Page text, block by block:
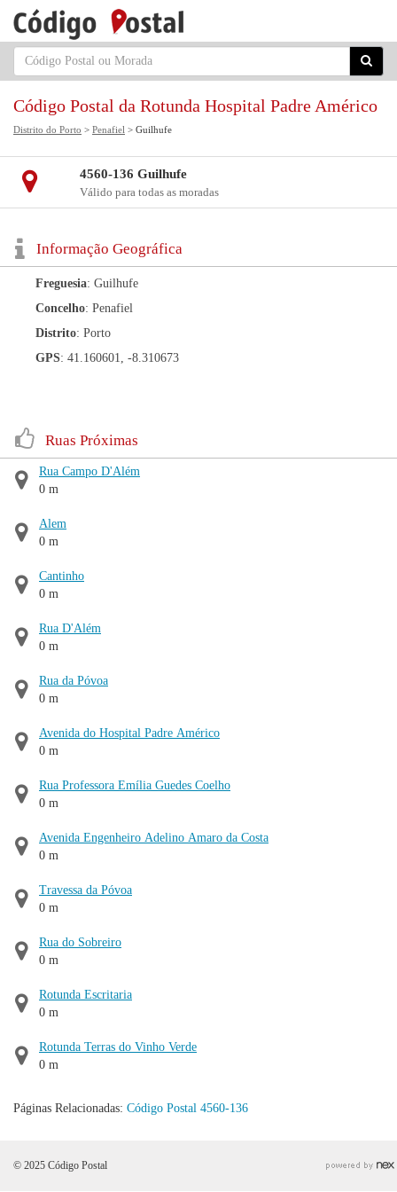
Código Postal da Rotunda Hospital Padre Américo
Distrito do Porto > Penafiel > Guilhufe
4560-136 Guilhufe
Válido para todas as moradas
Informação Geográfica
Freguesia: Guilhufe
Concelho: Penafiel
Distrito: Porto
GPS: 41.160601, -8.310673
Ruas Próximas
Rua Campo D'Além
0 m
Alem
0 m
Cantinho
0 m
Rua D'Além
0 m
Rua da Póvoa
0 m
Avenida do Hospital Padre Américo
0 m
Rua Professora Emília Guedes Coelho
0 m
Avenida Engenheiro Adelino Amaro da Costa
0 m
Travessa da Póvoa
0 m
Rua do Sobreiro
0 m
Rotunda Escritaria
0 m
Rotunda Terras do Vinho Verde
0 m
Páginas Relacionadas: Código Postal 4560-136
© 2025 Código Postal